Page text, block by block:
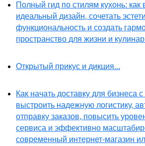
Полный гид по стилям кухонь: как
идеальный дизайн, сочетать
функциональность и создать
пространство для жизни и
Открытый прикус и дикция...
Как начать доставку для бизнеса
выстроить надежную логистику,
отправку заказов, повысить
сервиса и эффективно
современный интернет-магазин